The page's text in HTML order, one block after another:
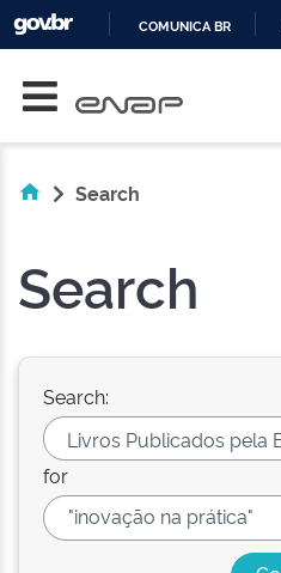
COMUNICA BR
Search
Search
Search:
for